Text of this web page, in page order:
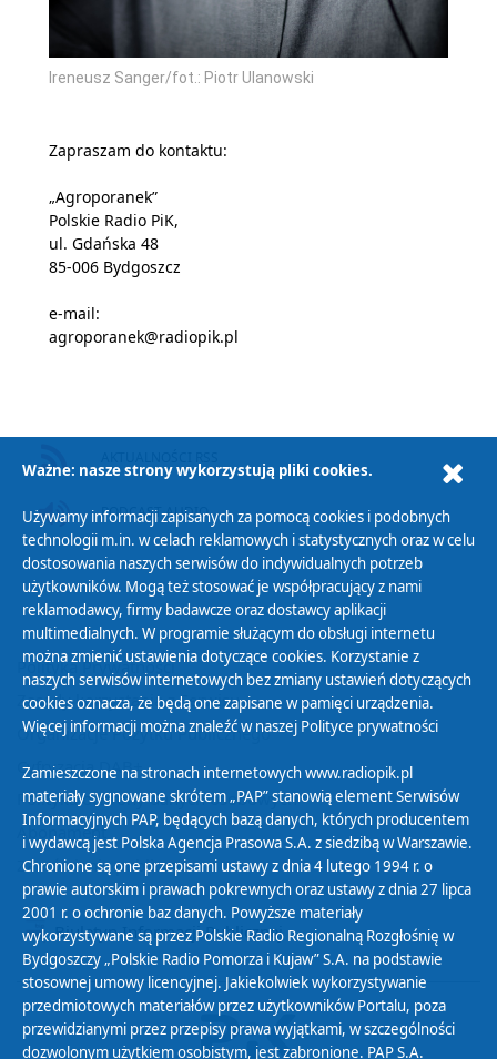
Ireneusz Sanger/fot.: Piotr Ulanowski
Zapraszam do kontaktu:
„Agroporanek”
Polskie Radio PiK,
ul. Gdańska 48
85-006 Bydgoszcz
e-mail:
agroporanek@radiopik.pl
PODCAST AUDIO
Polityka Prywatności
Zasady korzystania z Serwisu
Organizacje Pożytku Publicznego
Cyfryzacja DAB+
Polityka ochrony danych osobowych
Abonament
Zamówienia publiczne
Biuletyn Informacji Publicznej
Ważne: nasze strony wykorzystują pliki cookies.
Używamy informacji zapisanych za pomocą cookies i podobnych
technologii m.in. w celach reklamowych i statystycznych oraz w celu
dostosowania naszych serwisów do indywidualnych potrzeb
użytkowników. Mogą też stosować je współpracujący z nami
reklamodawcy, firmy badawcze oraz dostawcy aplikacji
multimedialnych. W programie służącym do obsługi internetu
można zmienić ustawienia dotyczące cookies. Korzystanie z
naszych serwisów internetowych bez zmiany ustawień dotyczących
cookies oznacza, że będą one zapisane w pamięci urządzenia.
Więcej informacji można znaleźć w naszej Polityce prywatności
Zamieszczone na stronach internetowych www.radiopik.pl
materiały sygnowane skrótem „PAP” stanowią element Serwisów
Informacyjnych PAP, będących bazą danych, których producentem
i wydawcą jest Polska Agencja Prasowa S.A. z siedzibą w Warszawie.
Chronione są one przepisami ustawy z dnia 4 lutego 1994 r. o
prawie autorskim i prawach pokrewnych oraz ustawy z dnia 27 lipca
2001 r. o ochronie baz danych. Powyższe materiały
wykorzystywane są przez Polskie Radio Regionalną Rozgłośnię w
Bydgoszczy „Polskie Radio Pomorza i Kujaw” S.A. na podstawie
stosownej umowy licencyjnej. Jakiekolwiek wykorzystywanie
przedmiotowych materiałów przez użytkowników Portalu, poza
przewidzianymi przez przepisy prawa wyjątkami, w szczególności
dozwolonym użytkiem osobistym, jest zabronione. PAP S.A.